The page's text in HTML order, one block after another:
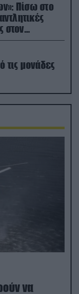
Πίσω στο
τις μονάδες
να